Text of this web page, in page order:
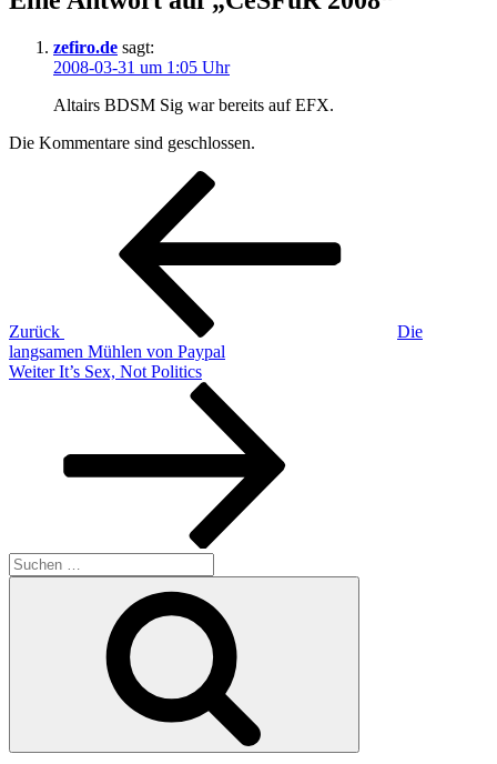
zefiro.de sagt:
2008-03-31 um 1:05 Uhr
Altairs BDSM Sig war bereits auf EFX.
Die Kommentare sind geschlossen.
Beitragsnavigation
Zurück
Die
langsamen Mühlen von Paypal
Nächster
Weiter It’s Sex, Not Politics
Suchen
nach: